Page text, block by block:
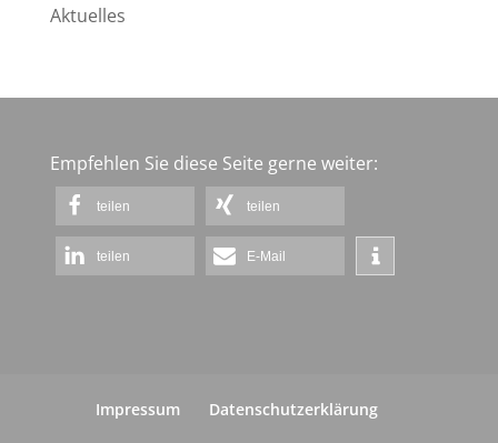
Aktuelles
Empfehlen Sie diese Seite gerne weiter:
teilen teilen
teilen E-Mail
Impressum Datenschutzerklärung